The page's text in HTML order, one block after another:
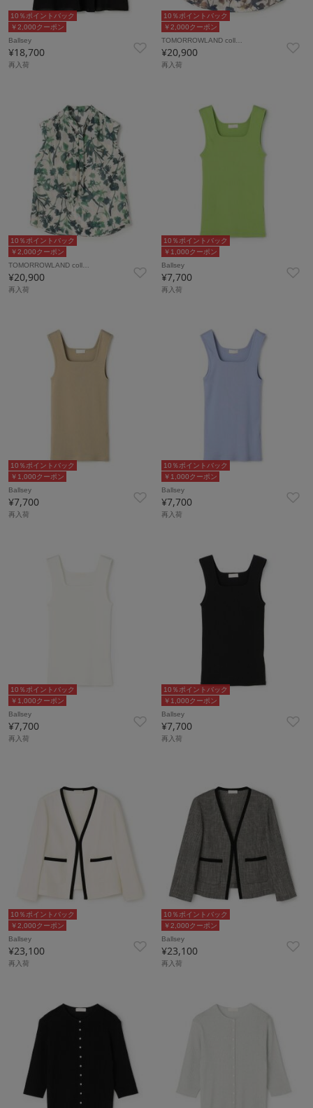
￥2,000クーポン
10％ポイントバック
Ballsey
¥18,700
再入荷
￥2,000クーポン
10％ポイントバック
TOMORROWLAND coll…
¥20,900
再入荷
￥2,000クーポン
10％ポイントバック
TOMORROWLAND coll…
¥20,900
再入荷
￥1,000クーポン
10％ポイントバック
Ballsey
¥7,700
再入荷
￥1,000クーポン
10％ポイントバック
Ballsey
¥7,700
再入荷
￥1,000クーポン
10％ポイントバック
Ballsey
¥7,700
再入荷
￥1,000クーポン
10％ポイントバック
Ballsey
¥7,700
再入荷
￥1,000クーポン
10％ポイントバック
Ballsey
¥7,700
再入荷
￥2,000クーポン
10％ポイントバック
Ballsey
¥23,100
再入荷
￥2,000クーポン
10％ポイントバック
Ballsey
¥23,100
再入荷